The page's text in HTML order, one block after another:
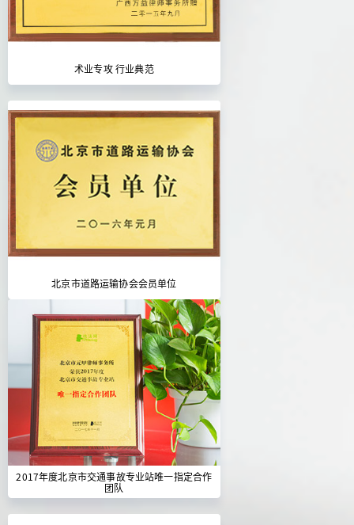
术业专攻 行业典范
北京市道路运输协会会员单位
2017年度北京市交通事故专业站唯一指定合作
团队